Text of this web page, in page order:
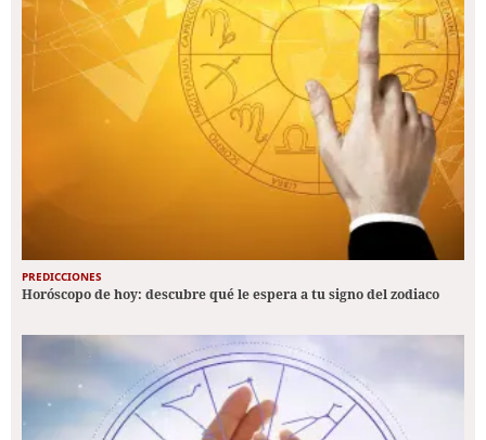
PREDICCIONES
Horóscopo de hoy: descubre qué le espera a tu signo del zodiaco